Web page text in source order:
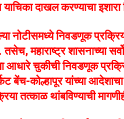
याचिका दाखल करण्याचा
नोटीसमध्ये निवडणूक
महाराष्ट्र शासनाच्या
आधारे चुकीची निवडणूक
बेंच-कोल्हापूर यांच्या
तत्काळ थांबविण्याची